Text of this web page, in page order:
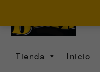
contenido
Tienda Inicio